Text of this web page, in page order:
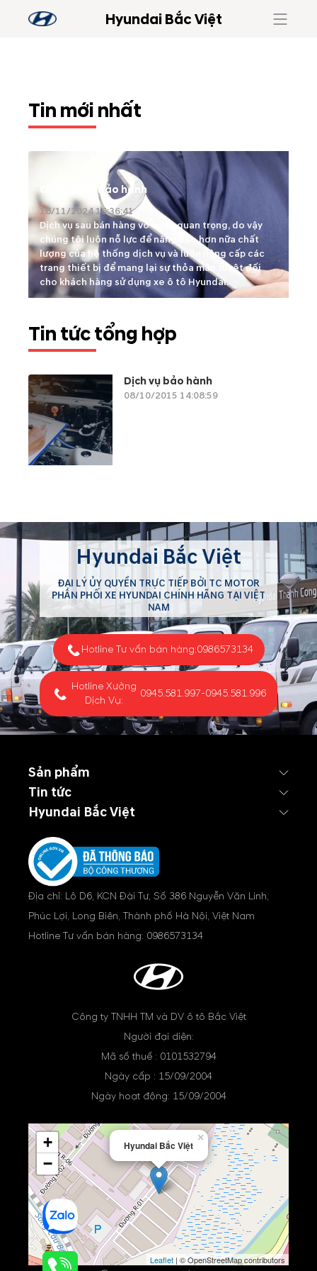
Hyundai Bắc Việt
Tin mới nhất
Chính sách bảo hành
18/11/2024 16:36:41
Dịch vụ sau bán hàng vô cùng quan trọng, do vậy
chúng tôi luôn nỗ lực để nâng cao hơn nữa chất
lượng của hệ thống dịch vụ và luôn nâng cấp các
trang thiết bị để mang lại sự thỏa mãn tuyệt đối
cho khách hàng sử dụng xe ô tô Hyundai.
Tin tức tổng hợp
Dịch vụ bảo hành
08/10/2015 14:08:59
Hyundai Bắc Việt
ĐẠI LÝ ỦY QUYỀN TRỰC TIẾP BỞI TC MOTOR
PHÂN PHỐI XE HYUNDAI CHÍNH HÃNG TẠI VIỆT
NAM
Hotline Tư vấn bán hàng:0986573134
Hotline Xưởng
Dịch Vụ:
0945.581.997-0945.581.996
Sản phẩm
Tin tức
Hyundai Bắc Việt
Địa chỉ: Lô D6, KCN Đài Tư, Số 386 Nguyễn Văn Linh,
Phúc Lợi, Long Biên, Thành phố Hà Nội, Việt Nam
Hotline Tư vấn bán hàng: 0986573134
Công ty TNHH TM và DV ô tô Bắc Việt
Người đại diện:
Mã số thuế : 0101532794
Ngày cấp : 15/09/2004
Ngày hoạt động: 15/09/2004
Hyundai Bắc Việt
×
+
−
Leaflet | © OpenStreetMap contributors